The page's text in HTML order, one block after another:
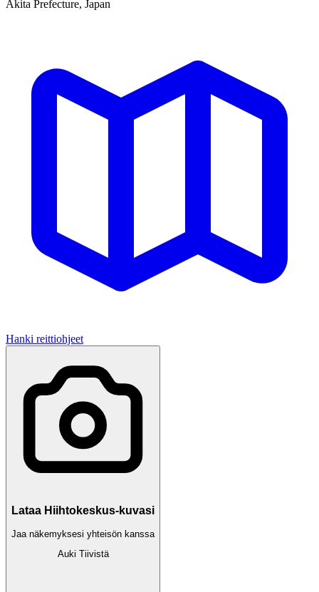
Akita Prefecture, Japan
Hanki reittiohjeet
Lataa Hiihtokeskus-kuvasi
Jaa näkemyksesi yhteisön kanssa
Auki Tiivistä